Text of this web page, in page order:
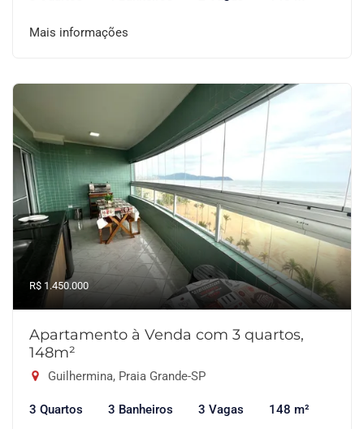
Mais informações
R$ 1.450.000
Apartamento à Venda com 3 quartos,
148m²
Guilhermina, Praia Grande-SP
3 Quartos 3 Banheiros 3 Vagas 148 m²